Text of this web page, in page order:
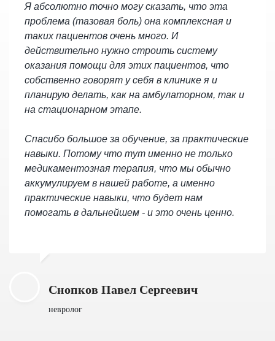
Я абсолютно точно могу сказать, что эта
проблема (тазовая боль) она комплексная и
таких пациентов очень много. И
действительно нужно строить систему
оказания помощи для этих пациентов, что
собственно говорят у себя в клинике я и
планирую делать, как на амбулаторном, так и
на стационарном этапе.
Спасибо большое за обучение, за практические
навыки. Потому что тут именно не только
медикаментозная терапия, что мы обычно
аккумулируем в нашей работе, а именно
практические навыки, что будет нам
помогать в дальнейшем - и это очень ценно.
Снопков Павел Сергеевич
невролог